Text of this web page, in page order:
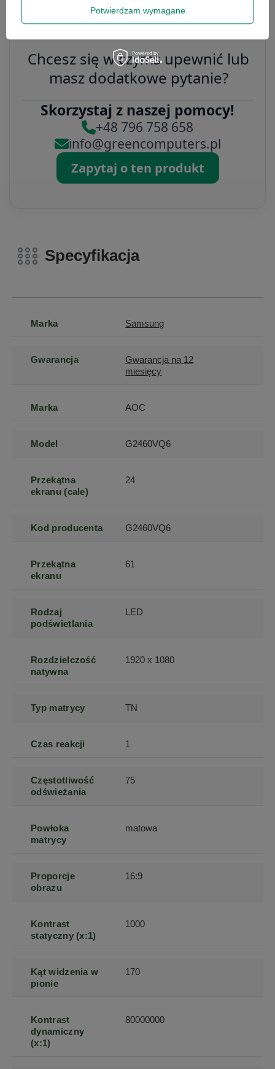
Chcesz się w czymś upewnić lub
masz dodatkowe pytanie?
Skorzystaj z naszej pomocy!
+48 796 758 658
info@greencomputers.pl
Zapytaj o ten produkt
Specyfikacja
Marka Samsung
Gwarancja
Gwarancja na 12
miesięcy
Marka AOC
Model G2460VQ6
Przekątna
ekranu (cale)
24
Kod producenta G2460VQ6
Przekątna
ekranu
61
Rodzaj
podświetlania
LED
Rozdzielczość
natywna
1920 x 1080
Typ matrycy TN
Czas reakcji 1
Częstotliwość
odświeżania
75
Powłoka
matrycy
matowa
Proporcje
obrazu
16:9
Kontrast
statyczny (x:1)
1000
Kąt widzenia w
pionie
170
Kontrast
dynamiczny
(x:1)
80000000
Potwierdzam wymagane